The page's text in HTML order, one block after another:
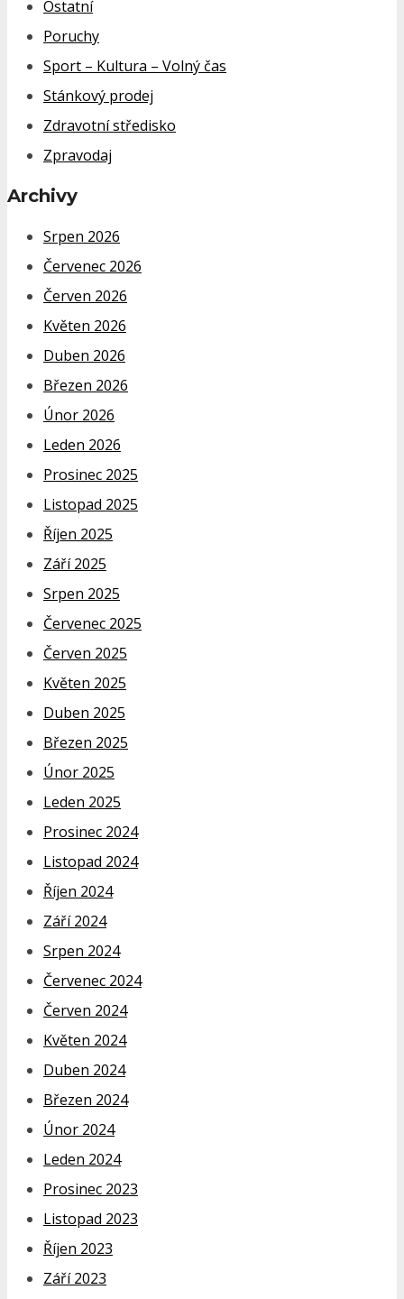
Ostatní
Poruchy
Sport – Kultura – Volný čas
Stánkový prodej
Zdravotní středisko
Zpravodaj
Archivy
Srpen 2026
Červenec 2026
Červen 2026
Květen 2026
Duben 2026
Březen 2026
Únor 2026
Leden 2026
Prosinec 2025
Listopad 2025
Říjen 2025
Září 2025
Srpen 2025
Červenec 2025
Červen 2025
Květen 2025
Duben 2025
Březen 2025
Únor 2025
Leden 2025
Prosinec 2024
Listopad 2024
Říjen 2024
Září 2024
Srpen 2024
Červenec 2024
Červen 2024
Květen 2024
Duben 2024
Březen 2024
Únor 2024
Leden 2024
Prosinec 2023
Listopad 2023
Říjen 2023
Září 2023